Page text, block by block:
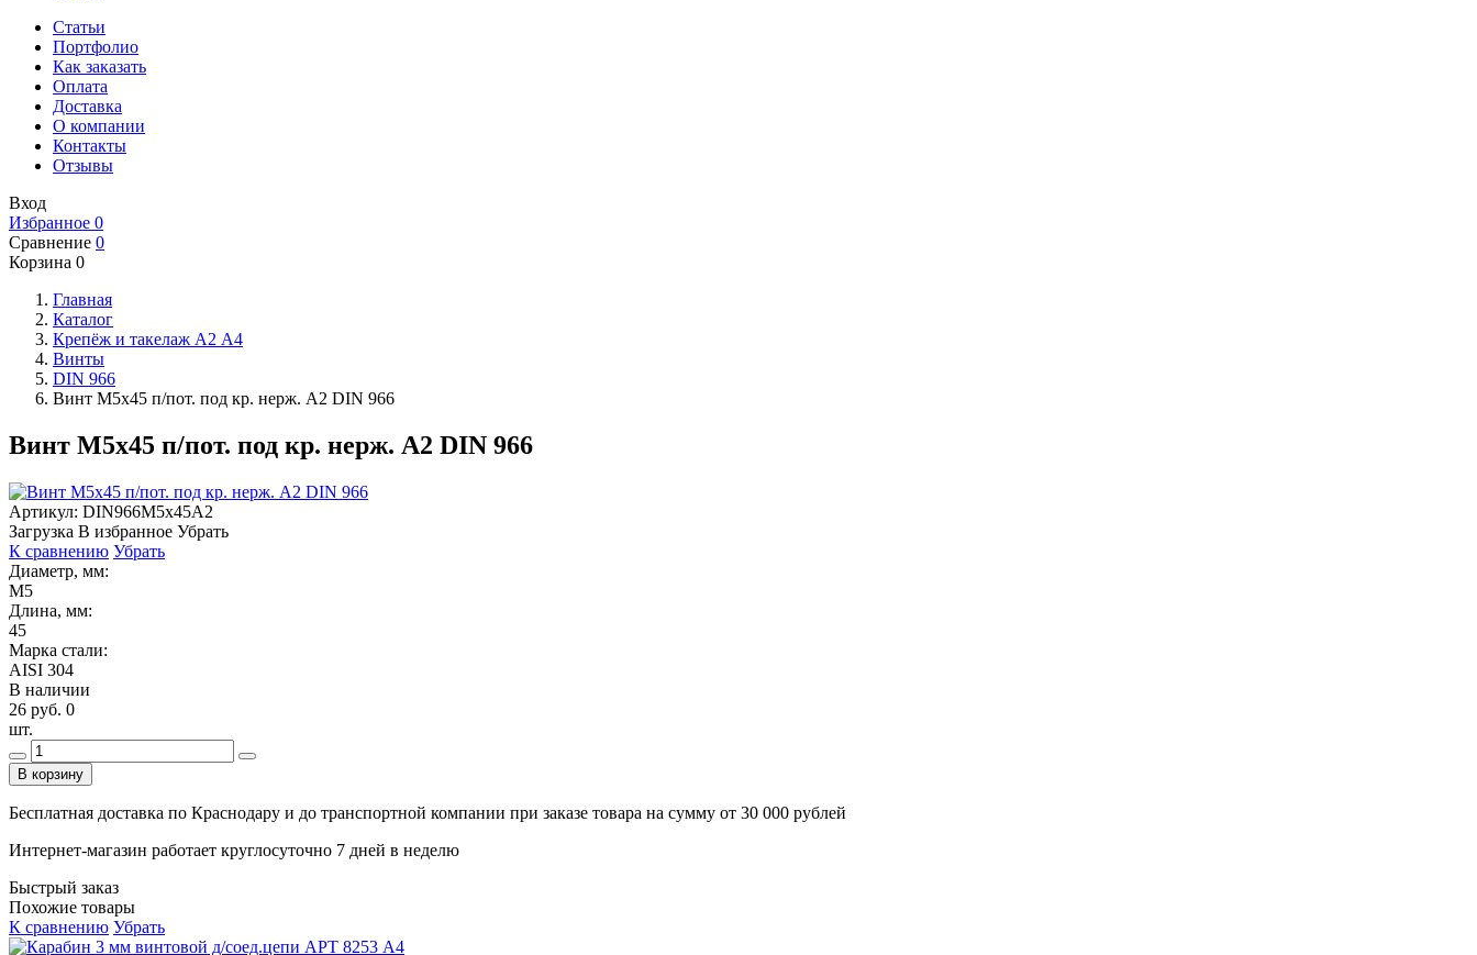
Статьи
Портфолио
Как заказать
Оплата
Доставка
О компании
Контакты
Отзывы
Вход
Избранное 0
Сравнение 0
Корзина 0
Главная
Каталог
Крепёж и такелаж А2 А4
Винты
DIN 966
Винт М5х45 п/пот. под кр. нерж. А2 DIN 966
Винт М5х45 п/пот. под кр. нерж. А2 DIN 966
Артикул: DIN966М5х45А2
Загрузка В избранное Убрать
К сравнению Убрать
Диаметр, мм:
М5
Длина, мм:
45
Марка стали:
AISI 304
В наличии
26 руб. 0
шт.
В корзину
Бесплатная доставка по Краснодару и до транспортной компании при заказе товара на сумму от 30 000 рублей
Интернет-магазин работает круглосуточно 7 дней в неделю
Быстрый заказ
Похожие товары
К сравнению Убрать